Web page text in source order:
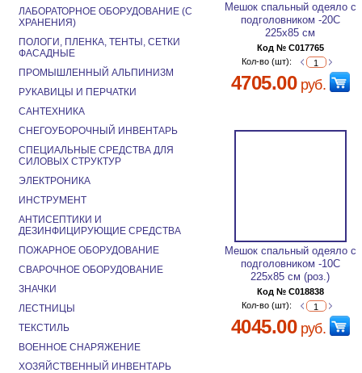
Мешок спальный одеяло с
подголовником -20С
225х85 см
Код № C017765
Кол-во (шт):
4705.00руб.
Мешок спальный одеяло с
подголовником -10С
225х85 см (роз.)
Код № C018838
Кол-во (шт):
4045.00руб.
ЛАБОРАТОРНОЕ ОБОРУДОВАНИЕ (С
ХРАНЕНИЯ)
ПОЛОГИ, ПЛЕНКА, ТЕНТЫ, СЕТКИ
ФАСАДНЫЕ
ПРОМЫШЛЕННЫЙ АЛЬПИНИЗМ
РУКАВИЦЫ И ПЕРЧАТКИ
САНТЕХНИКА
СНЕГОУБОРОЧНЫЙ ИНВЕНТАРЬ
СПЕЦИАЛЬНЫЕ СРЕДСТВА ДЛЯ
СИЛОВЫХ СТРУКТУР
ЭЛЕКТРОНИКА
ИНСТРУМЕНТ
АНТИСЕПТИКИ И
ДЕЗИНФИЦИРУЮЩИЕ СРЕДСТВА
ПОЖАРНОЕ ОБОРУДОВАНИЕ
СВАРОЧНОЕ ОБОРУДОВАНИЕ
ЗНАЧКИ
ЛЕСТНИЦЫ
ТЕКСТИЛЬ
ВОЕННОЕ СНАРЯЖЕНИЕ
ХОЗЯЙСТВЕННЫЙ ИНВЕНТАРЬ